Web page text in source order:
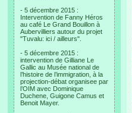
- 5 décembre 2015 :
Intervention de Fanny Héros
au café Le Grand Bouillon à
Aubervilliers autour du projet
"Tuvalu: ici / ailleurs".
- 5 décembre 2015 :
intervention de Gilliane Le
Gallic au Musée national de
l’histoire de l’immigration, à la
projection-débat organisee par
l’OIM avec Dominique
Duchene, Guigone Camus et
Benoit Mayer.